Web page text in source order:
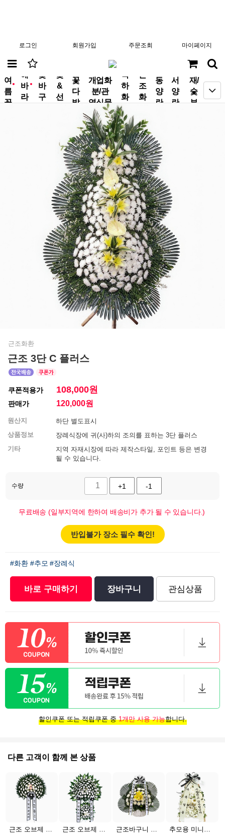
로그인 회원가입 주문조회 마이페이지
new
여
름
꽃
new
해
바
라
꽃
바
구
꽃
&
선
꽃
다
발
개업화
분/관
엽식물
축
하
화
환
근
조
화
동
양
란
서
양
란
분
재/
숯
부
근조화환
근조 3단 C 플러스
쿠폰적용가 108,000원
판매가 120,000원
원산지
하단 별도표시
상품정보
장례식장에 귀(사)하의 조의를 표하는 3단 플러스
기타
지역 자재시장에 따라 제작스타일, 포인트 등은 변경
될 수 있습니다.
수량 +1 -1
무료배송 (일부지역에 한하여 배송비가 추가 될 수 있습니다.)
반입불가 장소 필수 확인!
#화환 #추모 #장례식
바로 구매하기 장바구니 관심상품
할인쿠폰 또는 적립쿠폰 중1개만 사용 가능합니다.
다른 고객이 함께 본 상품
근조 오브제 1단 B
근조 오브제 2단 B
근조바구니 일반
추모용 미니화환 A(서울)